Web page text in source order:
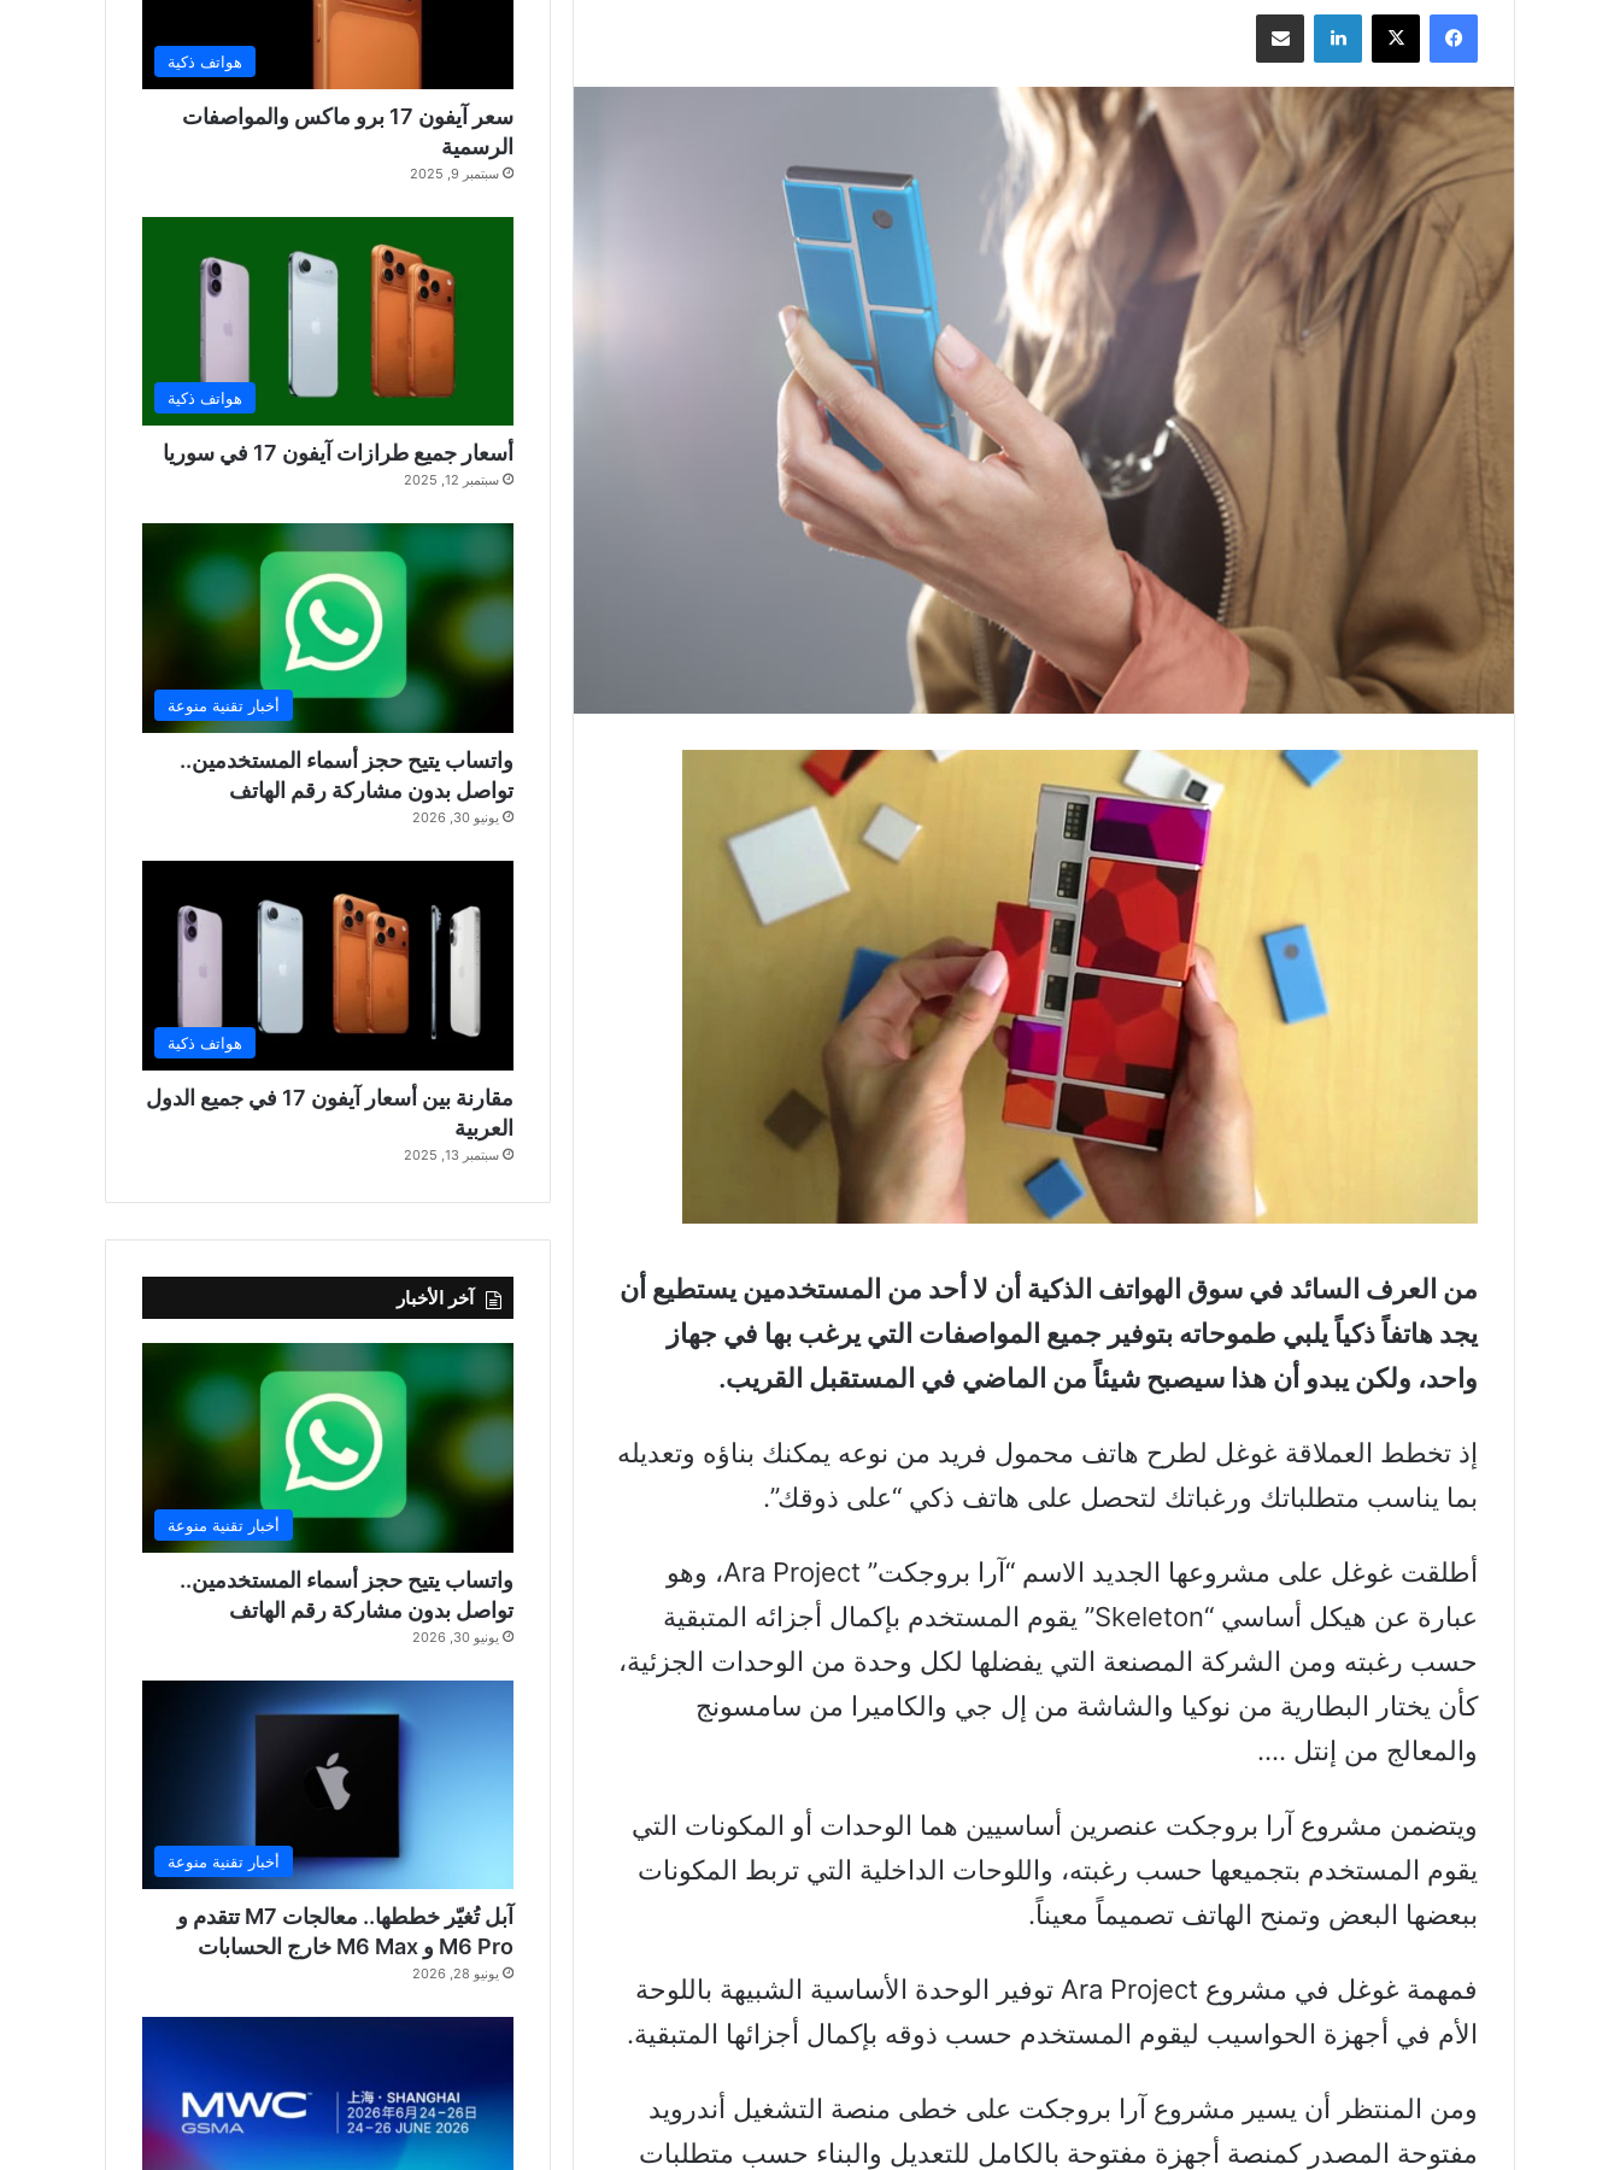
فيسبوك ‫X لينكدإن مشاركة بالبريد الإلكتروني
من العرف السائد في سوق الهواتف الذكية أن لا أحد من المستخدمين يستطيع أن
يجد هاتفاً ذكياً يلبي طموحاته بتوفير جميع المواصفات التي يرغب بها في جهاز
واحد، ولكن يبدو أن هذا سيصبح شيئاً من الماضي في المستقبل القريب.
إذ تخطط العملاقة غوغل لطرح هاتف محمول فريد من نوعه يمكنك بناؤه وتعديله
بما يناسب متطلباتك ورغباتك لتحصل على هاتف ذكي “على ذوقك”.
أطلقت غوغل على مشروعها الجديد الاسم “آرا بروجكت” Ara Project، وهو
عبارة عن هيكل أساسي “Skeleton” يقوم المستخدم بإكمال أجزائه المتبقية
حسب رغبته ومن الشركة المصنعة التي يفضلها لكل وحدة من الوحدات الجزئية،
كأن يختار البطارية من نوكيا والشاشة من إل جي والكاميرا من سامسونج
والمعالج من إنتل ….
ويتضمن مشروع آرا بروجكت عنصرين أساسيين هما الوحدات أو المكونات التي
يقوم المستخدم بتجميعها حسب رغبته، واللوحات الداخلية التي تربط المكونات
ببعضها البعض وتمنح الهاتف تصميماً معيناً.
فمهمة غوغل في مشروع Ara Project توفير الوحدة الأساسية الشبيهة باللوحة
الأم في أجهزة الحواسيب ليقوم المستخدم حسب ذوقه بإكمال أجزائها المتبقية.
ومن المنتظر أن يسير مشروع آرا بروجكت على خطى منصة التشغيل أندرويد
مفتوحة المصدر كمنصة أجهزة مفتوحة بالكامل للتعديل والبناء حسب متطلبات
هواتف ذكية
سعر آيفون 17 برو ماكس والمواصفات
الرسمية
سبتمبر 9, 2025
هواتف ذكية
أسعار جميع طرازات آيفون 17 في سوريا
سبتمبر 12, 2025
أخبار تقنية منوعة
واتساب يتيح حجز أسماء المستخدمين..
تواصل بدون مشاركة رقم الهاتف
يونيو 30, 2026
هواتف ذكية
مقارنة بين أسعار آيفون 17 في جميع الدول
العربية
سبتمبر 13, 2025
آخر الأخبار
أخبار تقنية منوعة
واتساب يتيح حجز أسماء المستخدمين..
تواصل بدون مشاركة رقم الهاتف
يونيو 30, 2026
أخبار تقنية منوعة
آبل تُغيّر خططها.. معالجات M7 تتقدم و
M6 Pro و M6 Max خارج الحسابات
يونيو 28, 2026